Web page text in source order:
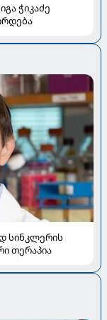
ჭიკაძე
სინკლერის
თერაპია